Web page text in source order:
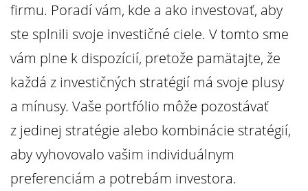
firmu. Poradí vám, kde a ako investovať, aby
ste splnili svoje investičné ciele. V tomto sme
vám plne k dispozícií, pretože pamätajte, že
každá z investičných stratégií má svoje plusy
a mínusy. Vaše portfólio môže pozostávať
z jedinej stratégie alebo kombinácie stratégií,
aby vyhovovalo vašim individuálnym
preferenciám a potrebám investora.